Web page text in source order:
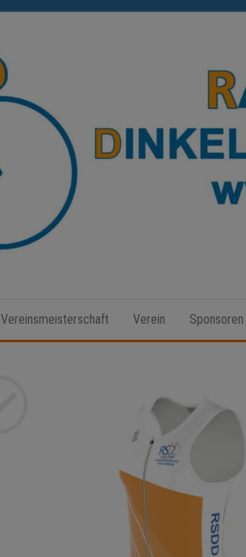
Dinkelscherben
e.V.
Vereinsmeisterschaft Verein Sponsoren